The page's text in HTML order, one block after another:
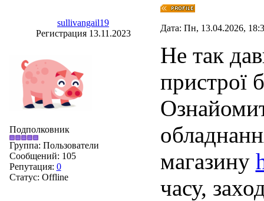
sullivangail19
Регистрация 13.11.2023
Дата: Пн, 13.04.2026,
Подполковник
Группа: Пользователи
Сообщений: 105
Репутация: 0
Статус: Offline
Не так
пристрої
магазину
часу,